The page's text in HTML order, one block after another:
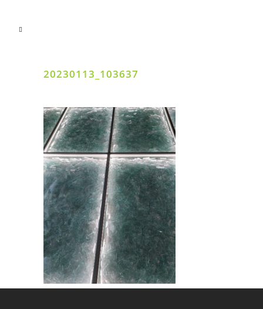
20230113_103637